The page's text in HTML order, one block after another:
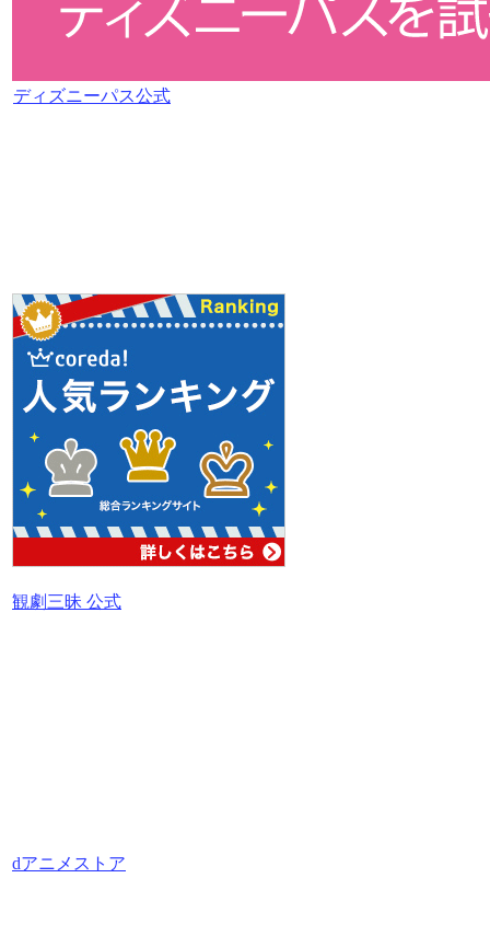
ディズニーパス公式
観劇三昧 公式
dアニメストア